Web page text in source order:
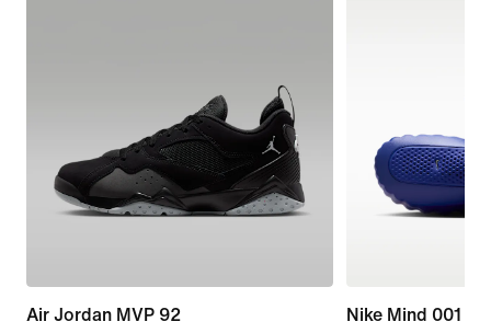
Air Jordan MVP 92
Nike Mind 001